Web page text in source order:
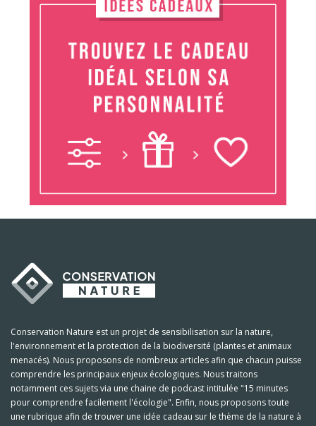
Conservation Nature est un projet de sensibilisation sur la nature,
l'environnement et la protection de la biodiversité (plantes et animaux
menacés). Nous proposons de nombreux articles afin que chacun puisse
comprendre les principaux enjeux écologiques. Nous traitons
notamment ces sujets via une chaine de podcast intitulée "15 minutes
pour comprendre facilement l'écologie". Enfin, nous proposons toute
une rubrique afin de trouver une idée cadeau sur le thème de la nature à